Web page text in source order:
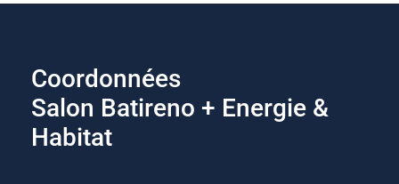
Coordonnées
Salon Batireno + Energie &
Habitat